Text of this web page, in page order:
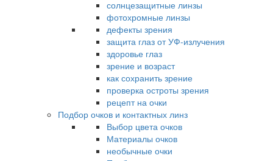
солнцезащитные линзы
фотохромные линзы
дефекты зрения
защита глаз от УФ-излучения
здоровье глаз
зрение и возраст
как сохранить зрение
проверка остроты зрения
рецепт на очки
Подбор очков и контактных линз
Выбор цвета очков
Материалы очков
необычные очки